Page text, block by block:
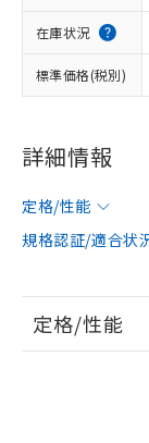
在庫状況
標準価格(税別)
詳細情報
定格/性能
規格認証/適合状
定格/性能